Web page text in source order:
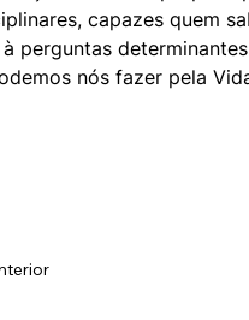
capazes quem
perguntas
nós fazer pela